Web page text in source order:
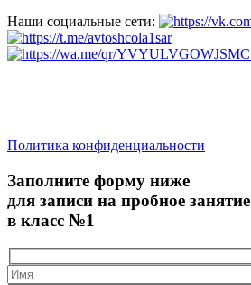
Наши социальные сети:
Политика конфиденциальности
Заполните форму ниже
для записи на пробное занятие
в класс №1